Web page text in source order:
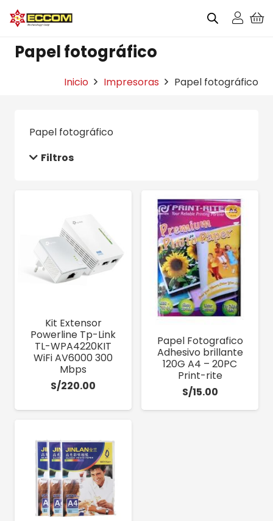
Papel fotográfico
Inicio Impresoras Papel fotográfico
Papel fotográfico
Filtros
Kit Extensor
Powerline Tp-Link
TL-WPA4220KIT
WiFi AV6000 300
Mbps
S/220.00
Papel Fotografico
Adhesivo brillante
120G A4 – 20PC
Print-rite
S/15.00